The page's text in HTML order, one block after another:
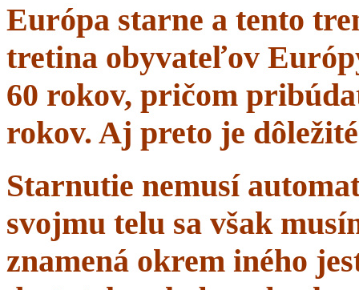
Európa starne a tento
tretina obyvateľov
60 rokov, pričom
rokov. Aj preto je
Starnutie nemusí
svojmu telu sa však
znamená okrem iného